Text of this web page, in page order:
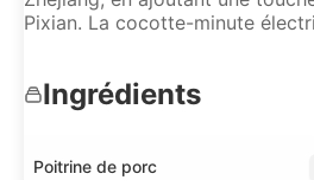
Pixian. La cocotte-minute
Ingrédients
Poitrine de porc